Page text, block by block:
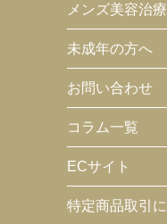
メンズ美容治療
未成年の方へ
お問い合わせ
コラム一覧
ECサイト
特定商品取引に